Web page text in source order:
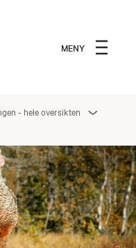
MENY
- hele oversikten